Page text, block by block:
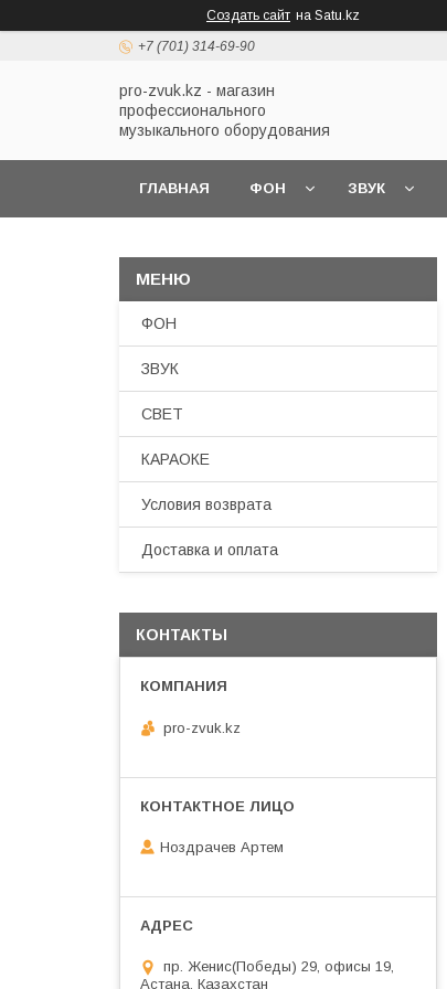
Создать сайт на Satu.kz
+7 (701) 314-69-90
pro-zvuk.kz - магазин
профессионального
музыкального оборудования
ГЛАВНАЯ ФОН ЗВУК
ФОН
ЗВУК
СВЕТ
КАРАОКЕ
Условия возврата
Доставка и оплата
КОНТАКТЫ
pro-zvuk.kz
Ноздрачев Артем
пр. Женис(Победы) 29, офисы 19,
Астана, Казахстан